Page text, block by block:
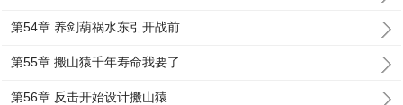
第54章 养剑葫祸水东引开战前
第55章 搬山猿千年寿命我要了
第56章 反击开始设计搬山猿